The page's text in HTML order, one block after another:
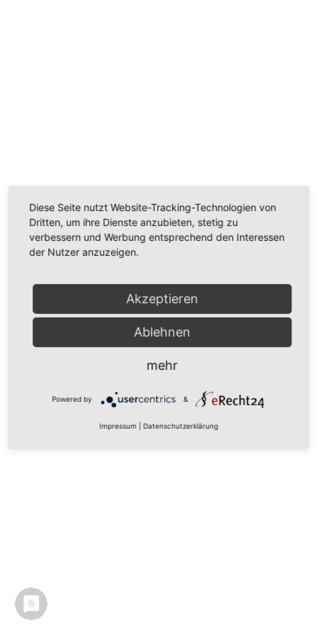
Diese Seite nutzt Website-Tracking-Technologien von
Dritten, um ihre Dienste anzubieten, stetig zu
verbessern und Werbung entsprechend den Interessen
der Nutzer anzuzeigen.
Akzeptieren
Ablehnen
mehr
Powered by &
Impressum Datenschutzerklärung